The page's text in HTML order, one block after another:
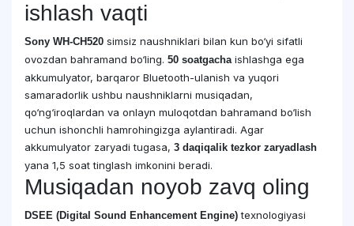
ishlash vaqti
Sony WH-CH520 simsiz naushniklari bilan kun bo‘yi sifatli
ovozdan bahramand bo‘ling. 50 soatgacha ishlashga ega
akkumulyator, barqaror Bluetooth-ulanish va yuqori
samaradorlik ushbu naushniklarni musiqadan,
qo‘ng‘iroqlardan va onlayn muloqotdan bahramand bo‘lish
uchun ishonchli hamrohingizga aylantiradi. Agar
akkumulyator zaryadi tugasa, 3 daqiqalik tezkor zaryadlash
yana 1,5 soat tinglash imkonini beradi.
Musiqadan noyob zavq oling
DSEE (Digital Sound Enhancement Engine) texnologiyasi